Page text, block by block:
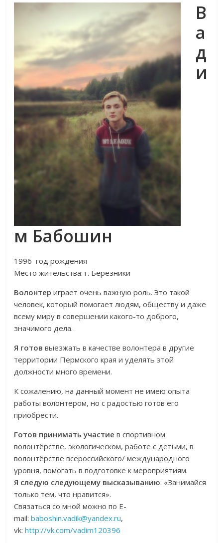
В
а
д
и
м Бабошин
1996 год рождения
Место жительства: г. Березники
Волонтер играет очень важную роль. Это такой
человек, который помогает людям, обществу и даже
всему миру в совершении какого-то доброго,
значимого дела.
Я готов выезжать в качестве волонтера в другие
территории Пермского края и уделять этой
должности много времени.
К сожалению, на данный момент не имею опыта
работы волонтером, но с радостью готов его
приобрести.
Готов принимать участие в спортивном
волонтёрстве, экологическом, работе с детьми, в
волонтёрстве всероссийского/ международного
уровня, помогать в подготовке к мероприятиям.
Я следую следующему высказыванию: «Занимайся
только тем, что нравится».
Связаться со мной можно по Е-
mail:baboshin.vadik@yandex.ru,
vk:http://vk.com/vadim120396